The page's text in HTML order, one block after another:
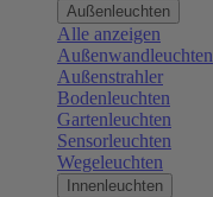
Außenleuchten
Alle anzeigen
Außenwandleuchten
Außenstrahler
Bodenleuchten
Gartenleuchten
Sensorleuchten
Wegeleuchten
Innenleuchten